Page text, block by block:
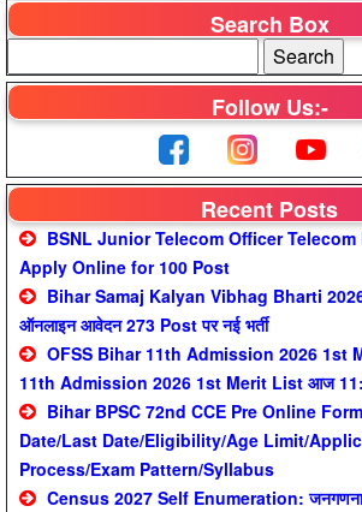
Search Box
Follow Us:-
Recent Posts
BSNL Junior Telecom Officer
Apply Online for 100 Post
Bihar Samaj Kalyan Vibhag Bharti 2026 :
ऑनलाइन आवेदन 273 Post पर नई भर्ती
OFSS Bihar 11th Admission 2026 1st
11th Admission 2026 1st Merit List आज
Bihar BPSC 72nd CCE Pre Online
Date/Last Date/Eligibility/Age Limit/
Process/Exam Pattern/Syllabus
Census 2027 Self Enumeration: जनगणना